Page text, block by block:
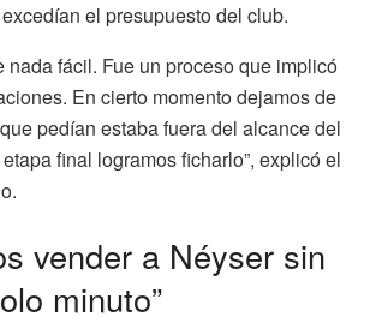
el presupuesto del club.
nada fácil. Fue un proceso que implicó
En cierto momento dejamos de
pedían estaba fuera del alcance del
final logramos ficharlo”, explicó el
vender a Néyser sin
minuto”